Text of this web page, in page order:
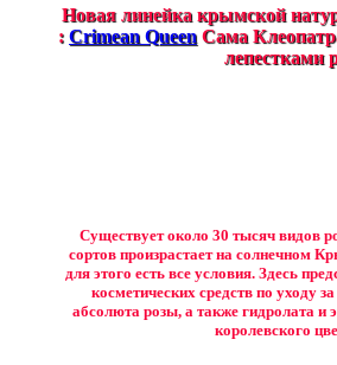
Новая линейка крымской
: Crimean Queen Сама
лепестками
Существует около 30 тысяч видов
сортов произрастает на солнечном
для этого есть все условия. Здесь
косметических средств по уходу
абсолюта розы, а также гидролата и
королевского